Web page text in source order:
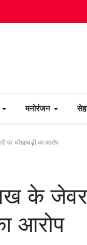
मनोरंजन
पर धोखाधड़ी का आरोप
के
आरोप